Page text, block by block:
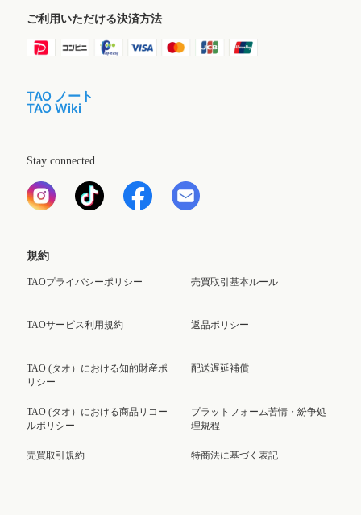
ご利用いただける決済方法
TAO ノート
TAO Wiki
Stay connected
規約
TAOプライバシーポリシー
TAOサービス利用規約
TAO (タオ）における知的財産ポ
リシー
TAO (タオ）における商品リコー
ルポリシー
売買取引規約
売買取引基本ルール
返品ポリシー
配送遅延補償
プラットフォーム苦情・紛争処
理規程
特商法に基づく表記